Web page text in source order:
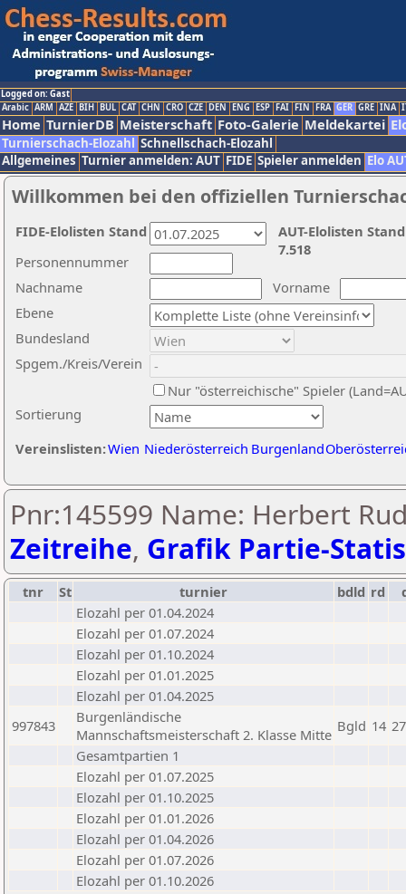
Logged on: Gast
Arabic ARM AZE BIH BUL CAT CHN CRO CZE DEN ENG ESP FAI FIN FRA GER GRE INA
Home TurnierDB Meisterschaft Foto-Galerie Meldekartei
Turnierschach-Elozahl Schnellschach-Elozahl
Allgemeines Turnier anmelden: AUT FIDE Spieler anmelden Elo
Willkommen bei den offiziellen
Nachname
Vorname
Ebene
Sortierung
Personennummer
Bundesland
Spgem./Kreis/Verein
Nur "österreichische" Spieler
Vereinslisten:Wien Niederösterreich Burgenland
AUT-Elolisten
7.518
FIDE-Elolisten Stand
Pnr:145599 Name: Herbert
Zeitreihe, Grafik Partie-
tnr St turnier bdld rd
Elozahl per 01.04.2024
Elozahl per 01.07.2024
Elozahl per 01.10.2024
Elozahl per 01.01.2025
Elozahl per 01.04.2025
997843
Burgenländische
Mannschaftsmeisterschaft 2. Klasse Mitte Bgld 14
Gesamtpartien 1
Elozahl per 01.07.2025
Elozahl per 01.10.2025
Elozahl per 01.01.2026
Elozahl per 01.04.2026
Elozahl per 01.07.2026
Elozahl per 01.10.2026